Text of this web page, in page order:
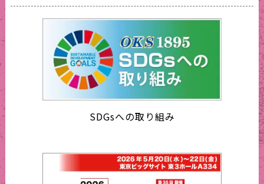
SDGsへの取り組み